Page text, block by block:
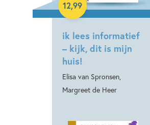
ik lees informatief
– kijk, dit is mijn
huis!
Elisa van Spronsen,
Margreet de Heer
12,99